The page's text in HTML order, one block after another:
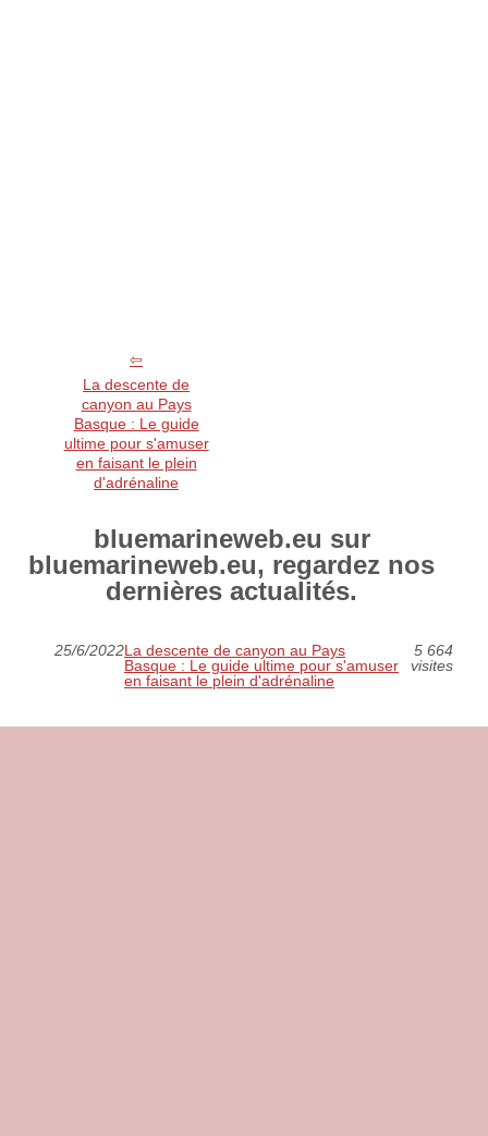
La descente de
canyon au Pays
Basque : Le guide
ultime pour s'amuser
en faisant le plein
d'adrénaline
bluemarineweb.eu sur
bluemarineweb.eu, regardez nos
dernières actualités.
25/6/2022La descente de canyon au Pays
Basque : Le guide ultime pour s'amuser
en faisant le plein d'adrénaline
5 664
visites